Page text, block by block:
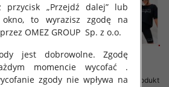
produkt
Komplet damskie (Polska produkt
przycisk „Przejdź dalej” lub
to wyrazisz zgodę na
OMEZ GROUP Sp. z o.o.
jest dobrowolne. Zgodę
momencie wycofać .
zgody nie wpływa na